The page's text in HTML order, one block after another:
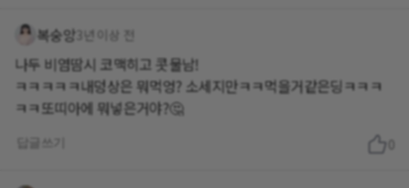
복숭앙 3년 이상 전
나두 비염땀시 코맥히고 콧물남!
ㅋㅋㅋㅋㅋ내덩상은 뭐먹엉? 소세지만ㅋㅋ먹을거같은딩ㅋㅋㅋ
ㅋㅋ또띠아에 뭐넣은거야?🤔